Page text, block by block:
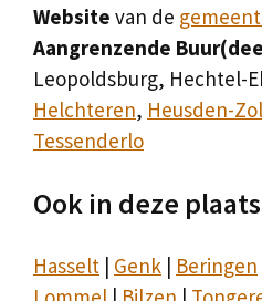
Website van de
Aangrenzende
Leopoldsburg, Hechtel-
Helchteren, Heusden-
Tessenderlo
Ook in deze
Hasselt | Genk | Beringen